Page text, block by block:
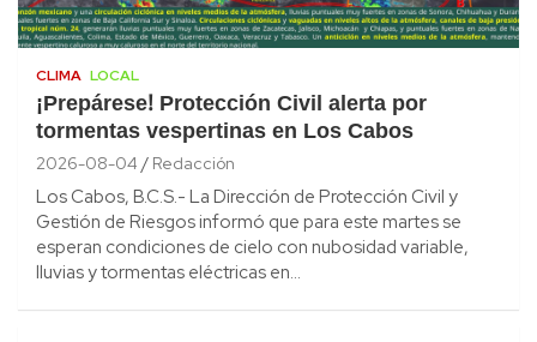
CLIMA LOCAL
¡Prepárese! Protección Civil alerta por
tormentas vespertinas en Los Cabos
2026-08-04 Redacción
Los Cabos, B.C.S.- La Dirección de Protección Civil y
Gestión de Riesgos informó que para este martes se
esperan condiciones de cielo con nubosidad variable,
lluvias y tormentas eléctricas en…